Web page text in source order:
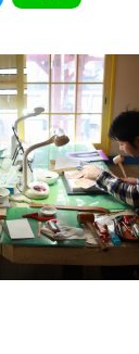
i
t
t
n
e